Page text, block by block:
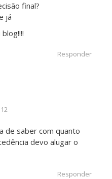
final?
já
Responder
de saber com quanto
devo alugar o
Responder